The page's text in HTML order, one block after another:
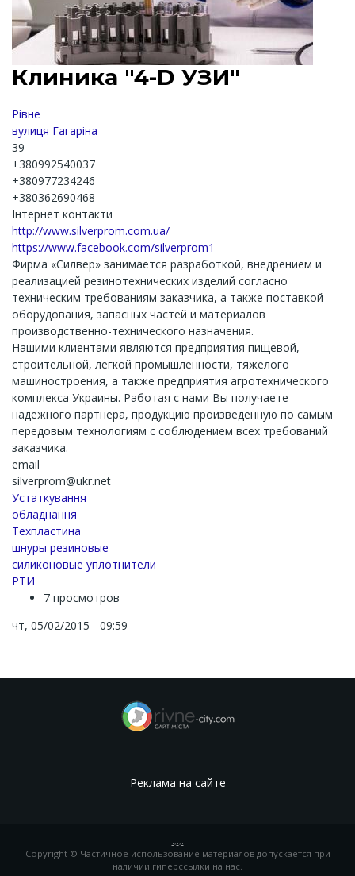
Клиника "4-D УЗИ"
Рівне
вулиця Гагаріна
39
+380992540037
+380977234246
+380362690468
Інтернет контакти
http://www.silverprom.com.ua/
https://www.facebook.com/silverprom1
Фирма «Силвер» занимается разработкой, внедрением и
реализацией резинотехнических изделий согласно
техническим требованиям заказчика, а также поставкой
оборудования, запасных частей и материалов
производственно-технического назначения.
Нашими клиентами являются предприятия пищевой,
строительной, легкой промышленности, тяжелого
машиностроения, а также предприятия агротехнического
комплекса Украины. Работая с нами Вы получаете
надежного партнера, продукцию произведенную по самым
передовым технологиям с соблюдением всех требований
заказчика.
email
silverprom@ukr.net
Устаткування
обладнання
Техпластина
шнуры резиновые
силиконовые уплотнители
РТИ
7 просмотров
чт, 05/02/2015 - 09:59
Реклама на сайте
.,.,.
Copyright © Частичное использование материалов допускается при
наличии гиперссылки на нас.